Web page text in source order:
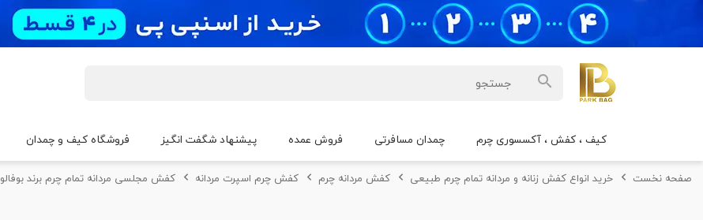
کیف ، کفش ، آکسسوری چرم چمدان مسافرتی فروش عمده پیشنهاد شگفت انگیز فروشگاه کیف و چمدان
صفحه نخست خرید انواع کفش زنانه و مردانه تمام چرم طبیعی کفش مردانه چرم کفش چرم اسپرت مردانه کفش مجلسی مردانه تمام چرم برند بوفالو M-۵